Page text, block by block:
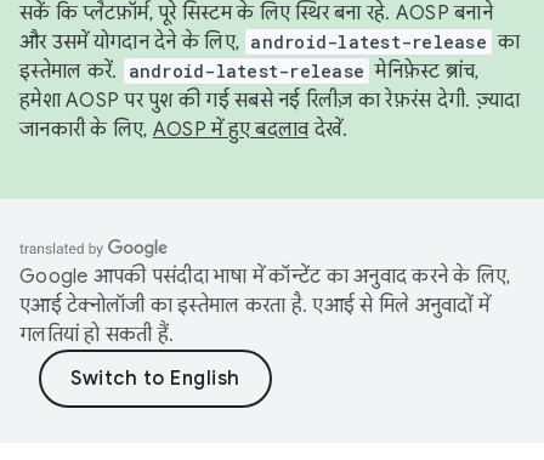
सकें कि प्लैटफ़ॉर्म, पूरे सिस्टम के लिए स्थिर बना रहे. AOSP बनाने
और उसमें योगदान देने के लिए, android-latest-release का
इस्तेमाल करें.
android-latest-release मेनिफ़ेस्ट ब्रांच,
हमेशा AOSP पर पुश की गई सबसे नई रिलीज़ का रेफ़रंस देगी. ज़्यादा
जानकारी के लिए, AOSP में हुए बदलावदेखें.
Google आपकी पसंदीदा भाषा में कॉन्टेंट का अनुवाद करने के लिए,
एआई टेक्नोलॉजी का इस्तेमाल करता है. एआई से मिले अनुवादों में
गलतियां हो सकती हैं.